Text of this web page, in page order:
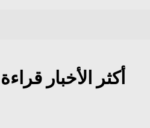
أكثر الأخبار قراءة